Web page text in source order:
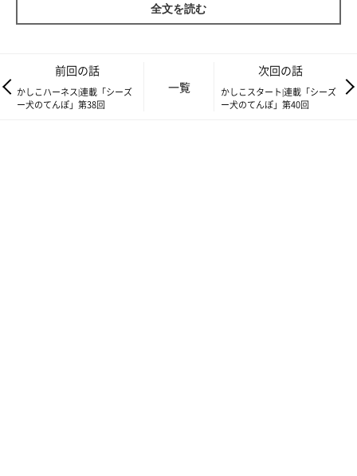
全文を読む
前回の話
かしこハーネス|連載「シーズ
ー犬のてんぽ」第38回
一覧
次回の話
かしこスタート|連載「シーズ
ー犬のてんぽ」第40回